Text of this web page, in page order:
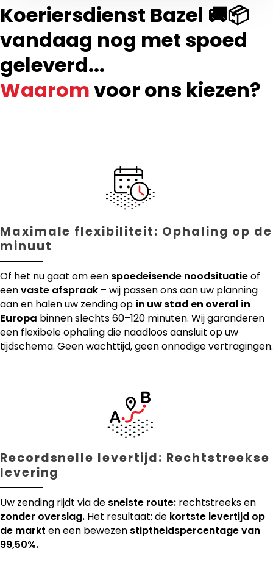
Koeriersdienst Bazel 🚚📦
vandaag nog met spoed
geleverd...
Waaromvoor ons kiezen?
Maximale flexibiliteit: Ophaling op de
minuut
Of het nu gaat om een spoedeisende noodsituatieof
eenvaste afspraak – wij passen ons aan uw planning
aan en halen uw zending op in uw stad en overal in
Europa binnen slechts 60–120 minuten. Wij garanderen
een flexibele ophaling die naadloos aansluit op uw
tijdschema. Geen wachttijd, geen onnodige vertragingen.
Recordsnelle levertijd: Rechtstreekse
levering
Uw zending rijdt via de snelste route: rechtstreeks en
zonder overslag. Het resultaat: de kortste levertijd op
de markt en een bewezen stiptheidspercentage van
99,50%.